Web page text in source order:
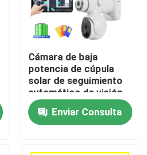
Cámara de baja
potencia de cúpula
solar de seguimiento
automático de visión
nocturna de seguridad
de CCTVEnviar Consulta